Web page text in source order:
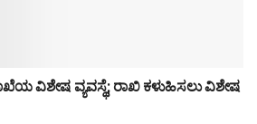
ವಿಶೇಷ ವ್ಯವಸ್ಥೆ; ರಾಖಿ ಕಳುಹಿಸಲು ವಿಶೇಷ